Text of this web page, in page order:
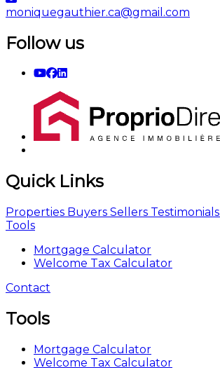
moniquegauthier.ca@gmail.com
Follow us
Quick Links
Properties Buyers Sellers Testimonials
Tools
Mortgage Calculator
Welcome Tax Calculator
Contact
Tools
Mortgage Calculator
Welcome Tax Calculator